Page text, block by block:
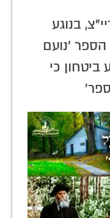
בנוגע
'נועם
כי